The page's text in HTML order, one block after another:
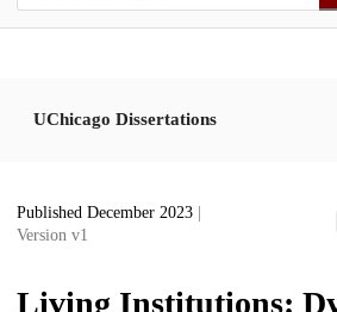
UChicago Dissertations
Published December 2023
Version v1
Living Institutions: